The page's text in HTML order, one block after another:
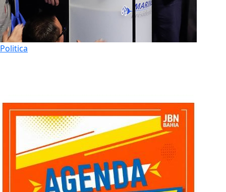
Politica